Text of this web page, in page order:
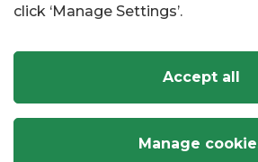
click ‘Manage Settings’.
Accept all
Manage